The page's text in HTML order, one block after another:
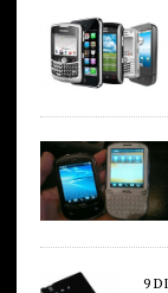
9